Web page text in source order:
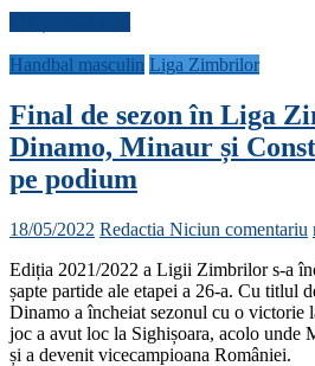
Handbal masculin Liga Zimbrilor
Final de sezon în Liga
Dinamo, Minaur și
pe podium
18/05/2022 Redactia Niciun comentariu
Ediția 2021/2022 a Ligii Zimbrilor s-a
șapte partide ale etapei a 26-a. Cu titlul
Dinamo a încheiat sezonul cu o victorie
joc a avut loc la Sighișoara, acolo unde
și a devenit vicecampioana României.